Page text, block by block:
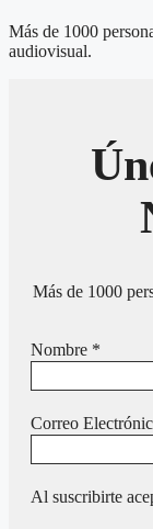
Más de 1000
audiovisual.
Más de 1000
Nombre *
Correo
Al suscribirte